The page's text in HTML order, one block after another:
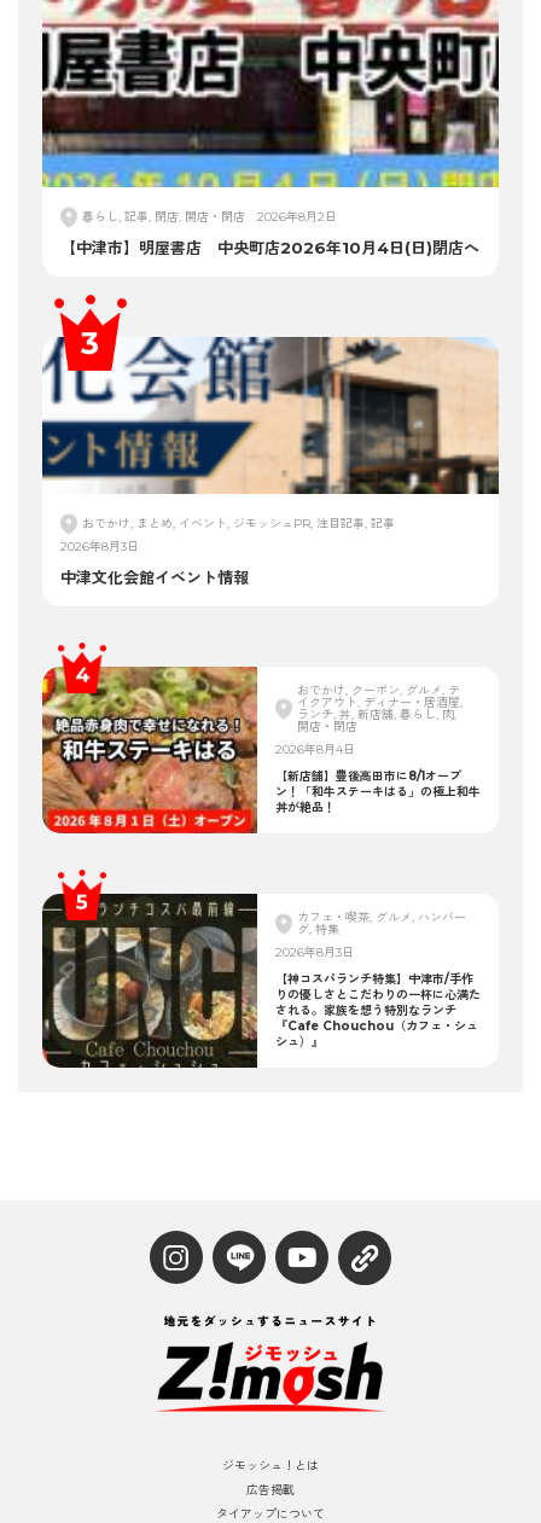
暮らし, 記事, 閉店, 開店・閉店 2026年8月2日
【中津市】明屋書店 中央町店2026年10月4日(日)閉店へ
おでかけ, まとめ, イベント, ジモッシュPR, 注目記事, 記事
2026年8月3日
中津文化会館イベント情報
おでかけ, クーポン, グルメ, テ
イクアウト, ディナー・居酒屋,
ランチ, 丼, 新店舗, 暮らし, 肉,
開店・閉店
2026年8月4日
【新店舗】豊後高田市に8/1オープ
ン！「和牛ステーキはる」の極上和牛
丼が絶品！
カフェ・喫茶, グルメ, ハンバー
グ, 特集
2026年8月3日
【神コスパランチ特集】中津市/手作
りの優しさとこだわりの一杯に心満た
される。家族を想う特別なランチ
『Cafe Chouchou（カフェ・シュ
シュ）』
ジモッシュ！とは
広告掲載
タイアップについて